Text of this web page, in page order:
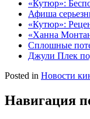
«Кутюр»:
Афиша
«Кутюр»:
«Ханна
Сплошные
Джули Плек
Posted in Новости
Навигация